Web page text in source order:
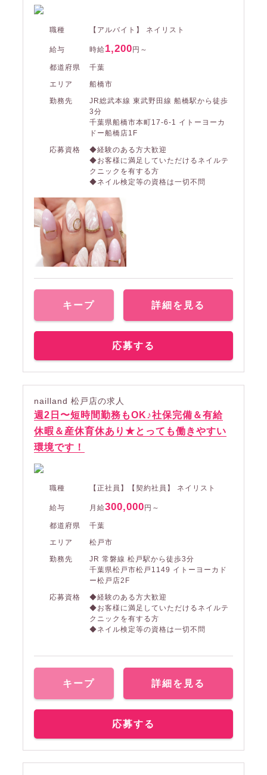
職種 【アルバイト】 ネイリスト
給与 時給1,200 円～
都道府県
千葉
エリア
船橋市
勤務先
JR総武本線 東武野田線 船橋駅から徒歩
3分
千葉県船橋市本町17-6-1 イトーヨーカ
ドー船橋店1F
応募資格
◆経験のある方大歓迎
◆お客様に満足していただけるネイルテ
クニックを有する方
◆ネイル検定等の資格は一切不問
キープ 詳細を見る
応募する
nailland 松戸店の求人
週2日〜短時間勤務もOK♪社保完備＆有給
休暇＆産休育休あり★とっても働きやすい
環境です！
職種 【正社員】【契約社員】 ネイリスト
給与 月給300,000 円～
都道府県
千葉
エリア
松戸市
勤務先
JR 常磐線 松戸駅から徒歩3分
千葉県松戸市松戸1149 イトーヨーカド
ー松戸店2F
応募資格
◆経験のある方大歓迎
◆お客様に満足していただけるネイルテ
クニックを有する方
◆ネイル検定等の資格は一切不問
キープ 詳細を見る
応募する